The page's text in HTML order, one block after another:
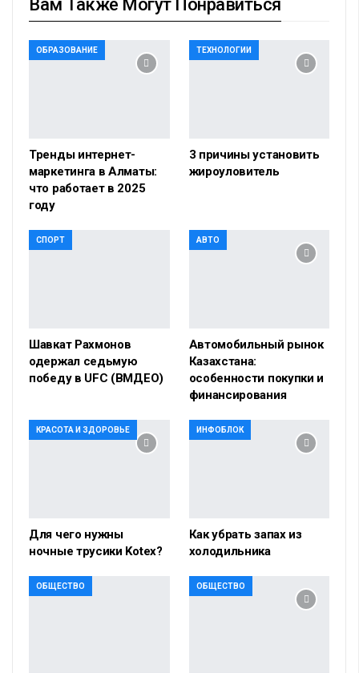
Вам Также Могут Понравиться
ОБРАЗОВАНИЕ
Тренды интернет-
маркетинга в Алматы:
что работает в 2025
году
ТЕХНОЛОГИИ
3 причины установить
жироуловитель
СПОРТ
Шавкат Рахмонов
одержал седьмую
победу в UFC (ВМДЕО)
АВТО
Автомобильный рынок
Казахстана:
особенности покупки и
финансирования
КРАСОТА И ЗДОРОВЬЕ
Для чего нужны
ночные трусики Kotex?
ИНФОБЛОК
Как убрать запах из
холодильника
ОБЩЕСТВО ОБЩЕСТВО